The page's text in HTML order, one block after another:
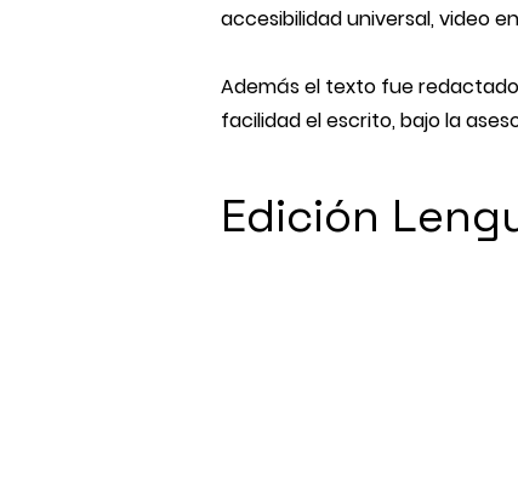
accesibilidad universal, video
Además el texto fue
facilidad el escrito, bajo la
Edición